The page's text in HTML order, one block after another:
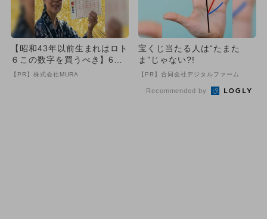
【昭和43年以前生まれはロト
６この数字を買うべき】6つ
の数字が「完全一致」する
【PR】株式会社MURA
宝くじ当たる人は“たまた
ま”じゃない?!
【PR】合同会社デジタルファーム
Recommended by